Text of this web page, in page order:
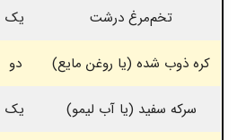
تخم‌مرغ درشت یک
کره ذوب شده (یا روغن مایع) دو
سرکه سفید (یا آب لیمو) یک